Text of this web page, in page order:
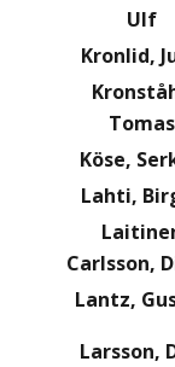
Ulf
Kronlid,
Tomas
Köse,
Lahti,
Carlsson,
Lantz,
Larsson,